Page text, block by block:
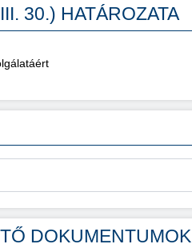
30.) HATÁROZATA
DOKUMENTUMOK